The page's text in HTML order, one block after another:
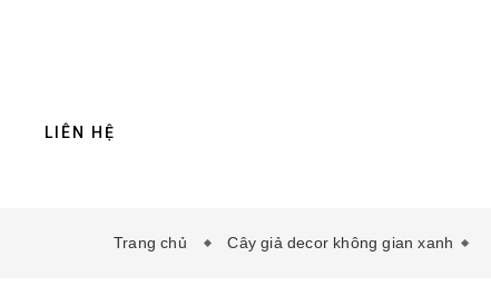
LIÊN HỆ
Trang chủ Cây giả decor không gian xanh